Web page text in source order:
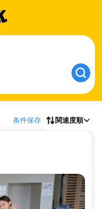
条件保存 関連度順